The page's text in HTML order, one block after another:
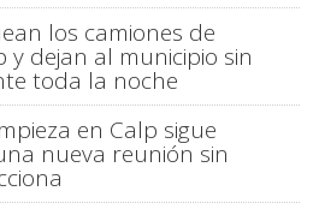
los camiones de
y dejan al municipio sin
toda la noche
en Calp sigue
nueva reunión sin